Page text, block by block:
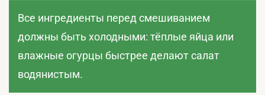
Все ингредиенты перед смешиванием
должны быть холодными: тёплые яйца или
влажные огурцы быстрее делают салат
водянистым.